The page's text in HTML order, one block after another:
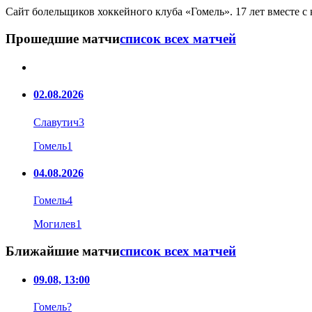
Сайт болельщиков хоккейного клуба «Гомель». 17 лет вместе с
Прошедшие матчисписок всех матчей
02.08.2026
Славутич3
Гомель1
04.08.2026
Гомель4
Могилев1
Ближайшие матчисписок всех матчей
09.08, 13:00
Гомель?